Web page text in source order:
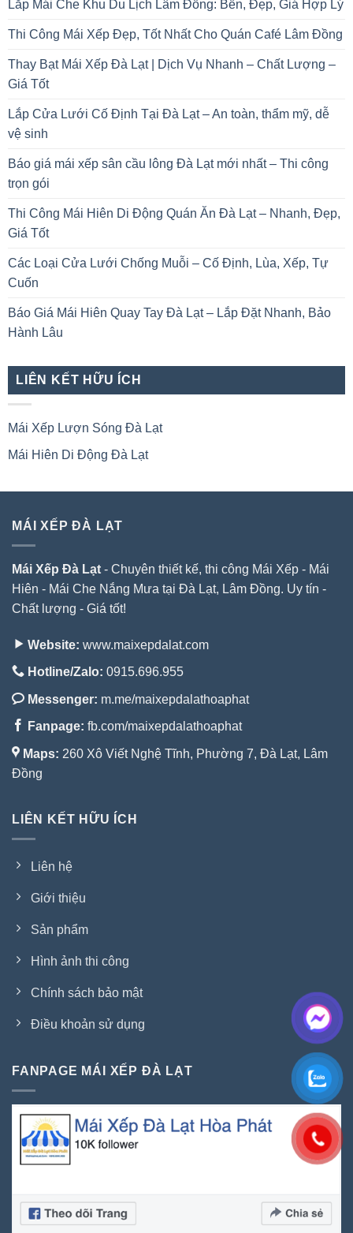
Lắp Mái Che Khu Du Lịch Lâm Đồng: Bền, Đẹp, Giá Hợp Lý
Thi Công Mái Xếp Đẹp, Tốt Nhất Cho Quán Café Lâm Đồng
Thay Bạt Mái Xếp Đà Lạt | Dịch Vụ Nhanh – Chất Lượng –
Giá Tốt
Lắp Cửa Lưới Cố Định Tại Đà Lạt – An toàn, thẩm mỹ, dễ
vệ sinh
Báo giá mái xếp sân cầu lông Đà Lạt mới nhất – Thi công
trọn gói
Thi Công Mái Hiên Di Động Quán Ăn Đà Lạt – Nhanh, Đẹp,
Giá Tốt
Các Loại Cửa Lưới Chống Muỗi – Cố Định, Lùa, Xếp, Tự
Cuốn
Báo Giá Mái Hiên Quay Tay Đà Lạt – Lắp Đặt Nhanh, Bảo
Hành Lâu
LIÊN KẾT HỮU ÍCH
Mái Xếp Lượn Sóng Đà Lạt
Mái Hiên Di Động Đà Lạt
MÁI XẾP ĐÀ LẠT
Mái Xếp Đà Lạt - Chuyên thiết kế, thi công Mái Xếp - Mái
Hiên - Mái Che Nắng Mưa tại Đà Lạt, Lâm Đồng. Uy tín -
Chất lượng - Giá tốt!
Website: www.maixepdalat.com
Hotline/Zalo: 0915.696.955
Messenger: m.me/maixepdalathoaphat
Fanpage: fb.com/maixepdalathoaphat
Maps: 260 Xô Viết Nghệ Tĩnh, Phường 7, Đà Lạt, Lâm
Đồng
LIÊN KẾT HỮU ÍCH
Liên hệ
Giới thiệu
Sản phẩm
Hình ảnh thi công
Chính sách bảo mật
Điều khoản sử dụng
FANPAGE MÁI XẾP ĐÀ LẠT